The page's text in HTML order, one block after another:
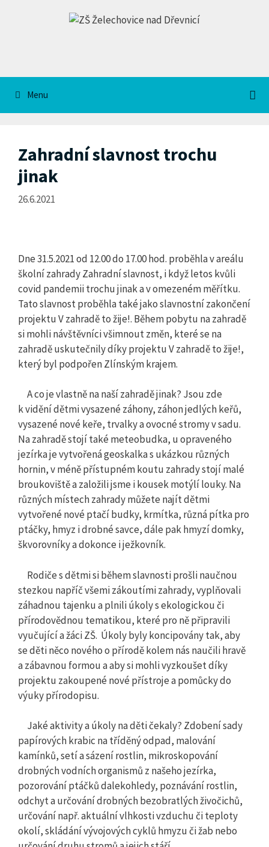
Menu
Zahradní slavnost trochu
jinak
26.6.2021
Dne 31.5.2021 od 12.00 do 17.00 hod. proběhla v areálu
školní zahrady Zahradní slavnost, i když letos kvůli
covid pandemii trochu jinak a v omezeném měřítku.
Tato slavnost proběhla také jako slavnostní zakončení
projektu V zahradě to žije!. Během pobytu na zahradě
si mohli návštěvníci všimnout změn, které se na
zahradě uskutečnily díky projektu V zahradě to žije!,
který byl podpořen Zlínským krajem.
A co je vlastně na naší zahradě jinak? Jsou zde
k vidění dětmi vysazené záhony, záhon jedlých keřů,
vysazené nové keře, trvalky a ovocné stromy v sadu.
Na zahradě stojí také meteobudka, u opraveného
jezírka je vytvořená geoskalka s ukázkou různých
hornin, v méně přístupném koutu zahrady stojí malé
broukoviště a založili jsme i kousek motýlí louky. Na
různých místech zahrady můžete najít dětmi
vytvořené nové ptačí budky, krmítka, různá pítka pro
ptáčky, hmyz i drobné savce, dále pak hmyzí domky,
škvorovníky a dokonce i ježkovník.
Rodiče s dětmi si během slavnosti prošli naučnou
stezkou napříč všemi zákoutími zahrady, vyplňovali
záhadnou tajenku a plnili úkoly s ekologickou či
přírodovědnou tematikou, které pro ně připravili
vyučující a žáci ZŠ. Úkoly byly koncipovány tak, aby
se děti něco nového o přírodě kolem nás naučili hravě
a zábavnou formou a aby si mohli vyzkoušet díky
projektu zakoupené nové přístroje a pomůcky do
výuky přírodopisu.
Jaké aktivity a úkoly na děti čekaly? Zdobení sady
papírových krabic na tříděný odpad, malování
kamínků, setí a sázení rostlin, mikroskopování
drobných vodních organismů z našeho jezírka,
pozorování ptáčků dalekohledy, poznávání rostlin,
odchyt a určování drobných bezobratlých živočichů,
určování např. aktuální vlhkosti vzduchu či teploty
okolí, skládání vývojových cyklů hmyzu či žab nebo